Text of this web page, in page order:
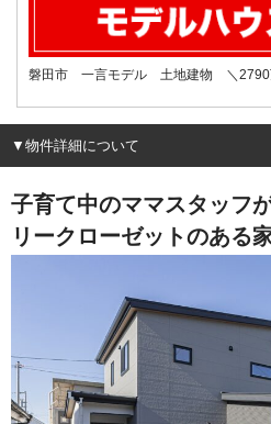
磐田市 一言モデル 土地建物 ＼
▼物件詳細について
子育て中のママスタッ
リークローゼットのある